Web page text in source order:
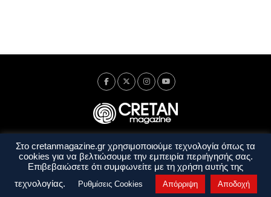
Ταυτότητα Πολιτική Απορρήτου
Όροι Χρήσης
Όροι και Προϋποθέσεις
Στο cretanmagazine.gr χρησιμοποιούμε τεχνολογία όπως τα
cookies για να βελτιώσουμε την εμπειρία περιήγησής σας.
Επιβεβαιώσετε ότι συμφωνείτε με τη χρήση αυτής της
τεχνολογίας.
Ρυθμίσεις Cookies Απόρριψη Αποδοχή